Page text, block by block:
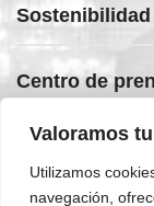
Valoramos
Utilizamos
navegación,
Sostenibilidad
Centro de
Acceso rápido